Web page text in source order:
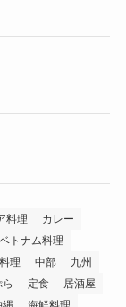
料理
カレー
ベトナム料理
理 中部
九州
定食
居酒屋